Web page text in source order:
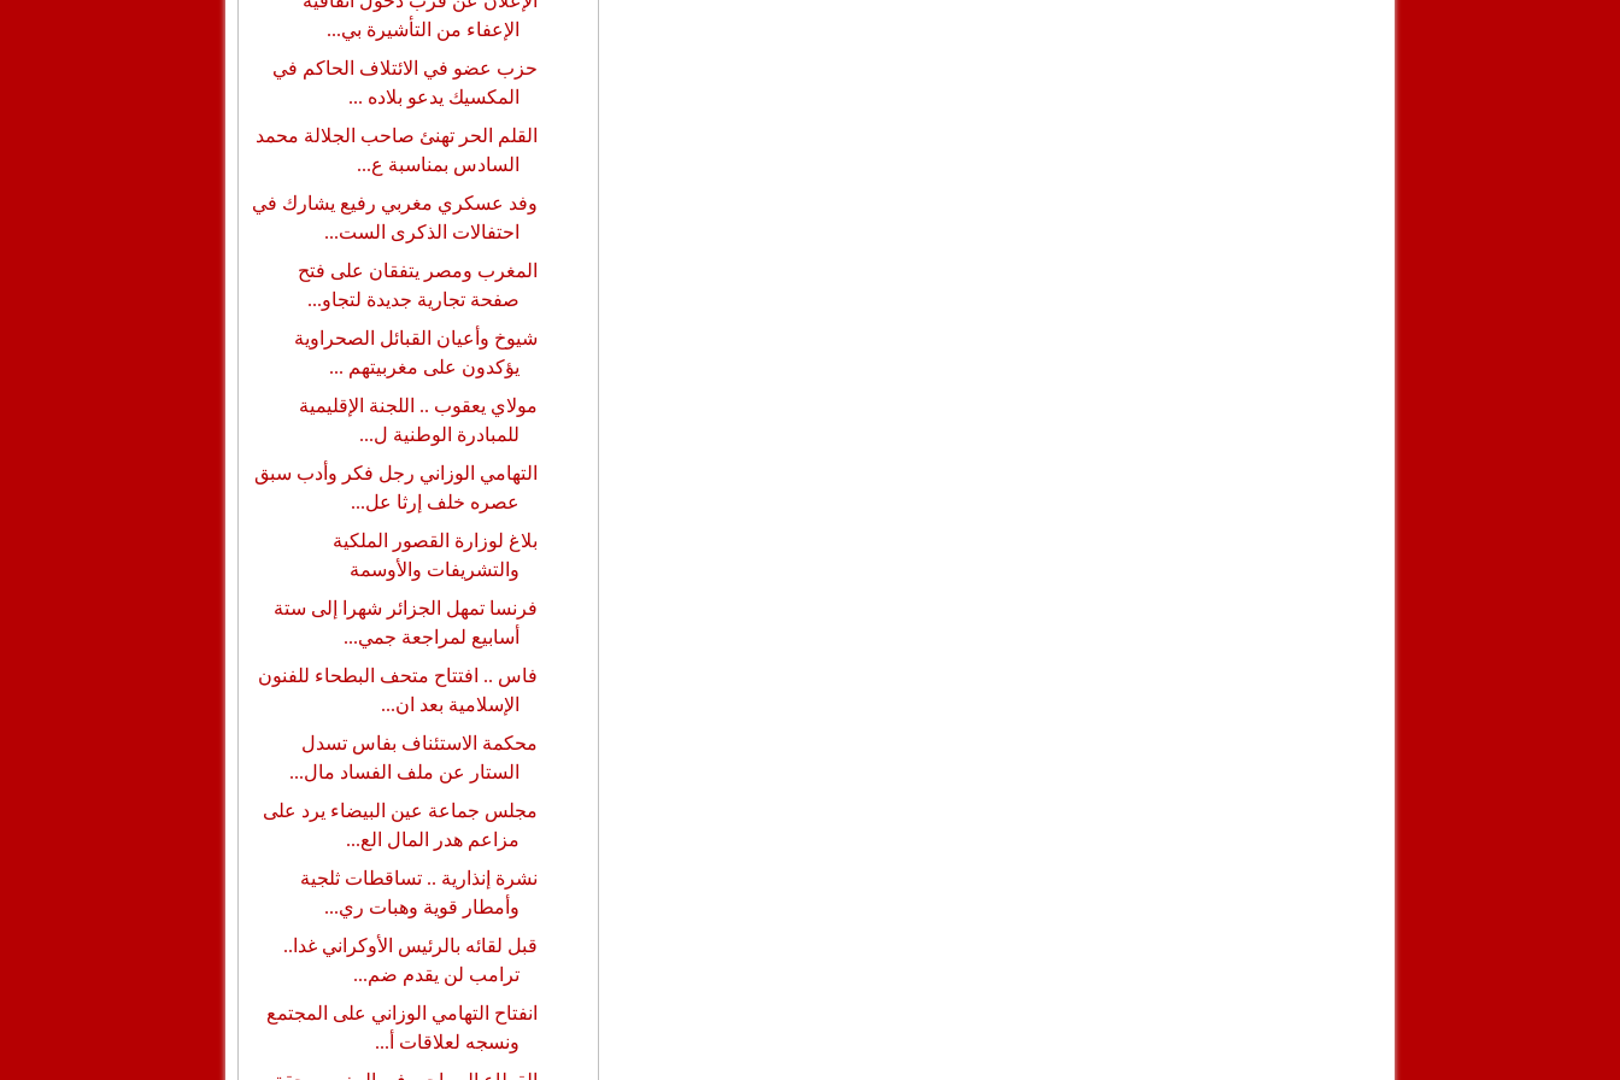
الإعفاء من التأشيرة بي...
حزب عضو في الائتلاف الحاكم في
المكسيك يدعو بلاده ...
القلم الحر تهنئ صاحب الجلالة محمد
السادس بمناسبة ع...
وفد عسكري مغربي رفيع يشارك في
احتفالات الذكرى الست...
المغرب ومصر يتفقان على فتح
صفحة تجارية جديدة لتجاو...
شيوخ وأعيان القبائل الصحراوية
يؤكدون على مغربيتهم ...
مولاي يعقوب .. اللجنة الإقليمية
للمبادرة الوطنية ل...
التهامي الوزاني رجل فكر وأدب سبق
عصره خلف إرثا عل...
بلاغ لوزارة القصور الملكية
والتشريفات والأوسمة
فرنسا تمهل الجزائر شهرا إلى ستة
أسابيع لمراجعة جمي...
فاس .. افتتاح متحف البطحاء للفنون
الإسلامية بعد ان...
محكمة الاستئناف بفاس تسدل
الستار عن ملف الفساد مال...
مجلس جماعة عين البيضاء يرد على
مزاعم هدر المال الع...
نشرة إنذارية .. تساقطات ثلجية
وأمطار قوية وهبات ري...
قبل لقائه بالرئيس الأوكراني غدا..
ترامب لن يقدم ضم...
انفتاح التهامي الوزاني على المجتمع
ونسجه لعلاقات أ...